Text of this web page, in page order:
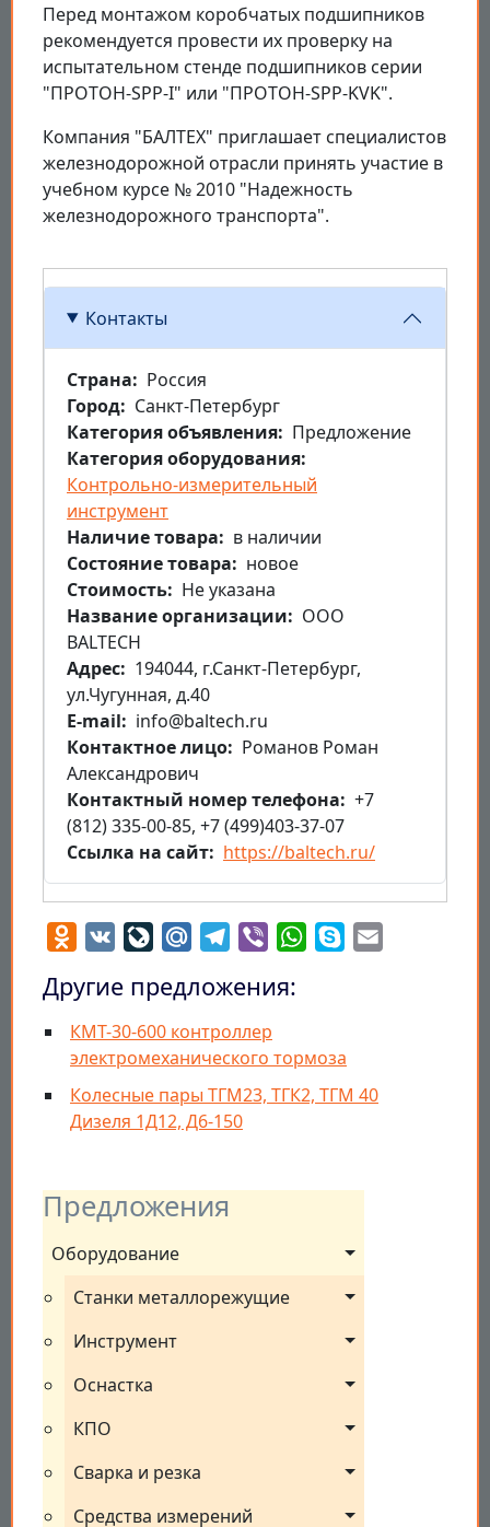
Предложения
Оборудование
Станки металлорежущие
Инструмент
Оснастка
КПО
Сварка и резка
Средства измерений
Перед монтажом коробчатых подшипников
рекомендуется провести их проверку на
испытательном стенде подшипников серии
"ПРОТОН-SPP-I" или "ПРОТОН-SPP-KVK".
Компания "БАЛТЕХ" приглашает специалистов
железнодорожной отрасли принять участие в
учебном курсе № 2010 "Надежность
железнодорожного транспорта".
Контакты
Страна
Россия
Город
Санкт-Петербург
Категория объявления
Предложение
Категория оборудования
Контрольно-измерительный
инструмент
Наличие товара
в наличии
Состояние товара
новое
Стоимость
Не указана
Название организации
ООО
BALTECH
Aдрес
194044, г.Санкт-Петербург,
ул.Чугунная, д.40
E-mail
info@baltech.ru
Контактное лицо
Романов Роман
Александрович
Контактный номер телефона
+7
(812) 335-00-85, +7 (499)403-37-07
Ссылка на сайт
https://baltech.ru/
Odnoklassniki
VK LiveJournal
Mail.RuTelegram
Viber WhatsApp
Skype
Другие предложения:
КМТ-30-600 контроллер
электромеханического тормоза
Колесные пары ТГМ23, ТГК2, ТГМ 40
Дизеля 1Д12, Д6-150